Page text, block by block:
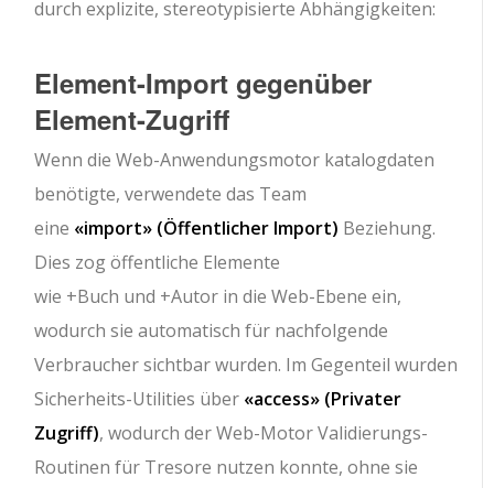
durch explizite, stereotypisierte Abhängigkeiten:
Element-Import gegenüber
Element-Zugriff
Wenn dieWeb-Anwendungsmotor katalogdaten
benötigte, verwendete das Team
eine «import» (Öffentlicher Import) Beziehung.
Dies zog öffentliche Elemente
wie +Buch und +Autor in die Web-Ebene ein,
wodurch sie automatisch für nachfolgende
Verbraucher sichtbar wurden. Im Gegenteil wurden
Sicherheits-Utilities über «access» (Privater
Zugriff), wodurch der Web-Motor Validierungs-
Routinen für Tresore nutzen konnte, ohne sie